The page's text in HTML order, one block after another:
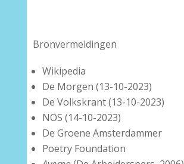
Bronvermeldingen
Wikipedia
De Morgen (13-10-2023)
De Volkskrant (13-10-2023)
NOS (14-10-2023)
De Groene Amsterdammer
Poetry Foundation